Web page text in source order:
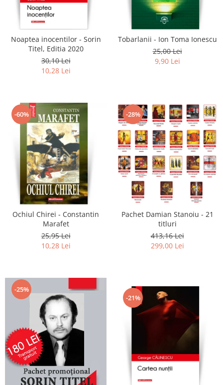
Literatura
Contemporana
Moderna
Calatorii
Memorii
Publicistica / Reportaje / Interviuri
Stiinte umaniste
Istorie
Sociologie si filozofie
Noaptea inocentilor - Sorin
Titel, Editia 2020
30,10 Lei
10,28 Lei
Tobarlanii - Ion Toma Ionescu
25,00 Lei
9,90 Lei
-60%
Ochiul Chirei - Constantin
Marafet
25,95 Lei
10,28 Lei
-28%
Pachet Damian Stanoiu - 21
titluri
413,16 Lei
299,00 Lei
-25%
-21%